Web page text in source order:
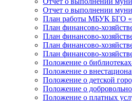
Отчет о выполнении
План работы МБУК БГО
План финансово-
План финансово-
План финансово-
План финансово-
Положение о
Положение о
Положение о детской
Положение о
Положение о платных